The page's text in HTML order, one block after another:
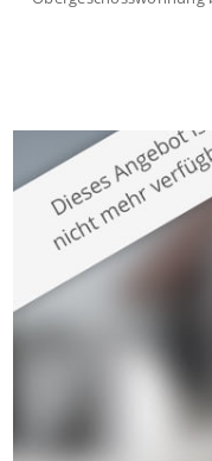
großzügige Räume
modernen
verbindet. Der […]